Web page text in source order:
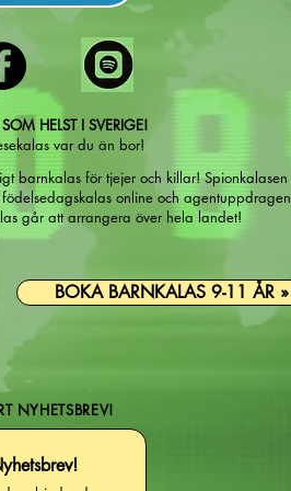
HELST I SVERIGE!
var du än bor!
barnkalas för tjejer och killar! Spionkalasen
online och agentuppdragen
går att arrangera över hela landet!​
BOKA BARNKALAS 9-11 ÅR »
NYHETSBREV!